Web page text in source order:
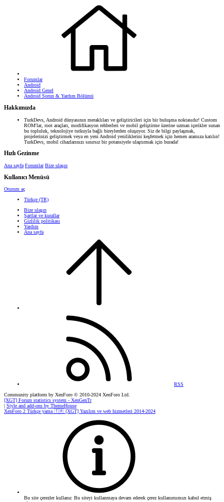
Forumlar
Android
Android Genel
Android Sorun & Yardım Bölümü
Hakkımızda
TurkDevs, Android dünyasının meraklıları ve geliştiricileri için bir buluşma noktasıdır! Custom
ROM'lar, root araçları, modifikasyon rehberleri ve mobil geliştirme üzerine uzman içerikler sunan
bu topluluk, teknolojiye tutkuyla bağlı bireylerden oluşuyor. Siz de bilgi paylaşmak,
projelerinizi geliştirmek veya en yeni Android yeniliklerini keşfetmek için hemen aramıza katılın!
TurkDevs, mobil cihazlarınızı sınırsız bir potansiyele ulaştırmak için burada!
Hızlı Gezinme
Ana sayfa Forumlar Bize ulaşın
Kullanıcı Menüsü
Oturum aç
Türkçe (TR)
Bize ulaşın
Şartlar ve kurallar
Gizlilik politikası
Yardım
Ana sayfa
RSS
Community platform by XenForo © 2010-2024 XenForo Ltd.
[XGT] Forum statistics system - XenGenTr
Style and add-ons by ThemeHouse
XenForo 2 Türkçe yama 🇹🇷 [XGT] Yazılım ve web hizmetleri 2014-2024
Bu site çerezler kullanır. Bu siteyi kullanmaya devam ederek çerez kullanımımızı kabul etmiş